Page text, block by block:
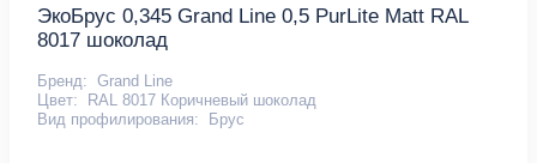
ЭкоБрус 0,345 Grand Line 0,5 PurLite Мatt RAL
8017 шоколад
Бренд: Grand Line
Цвет:
RAL 8017 Коричневый шоколад
Вид профилирования:
Брус